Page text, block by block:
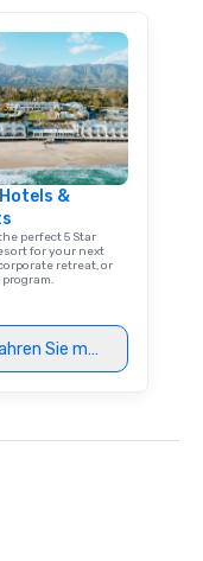
&
perfect 5 Star
for your next
retreat, or
Sie mehr